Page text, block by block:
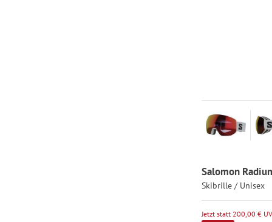
Salomon
Skibrille / Unisex
Jetzt statt 200,00 €